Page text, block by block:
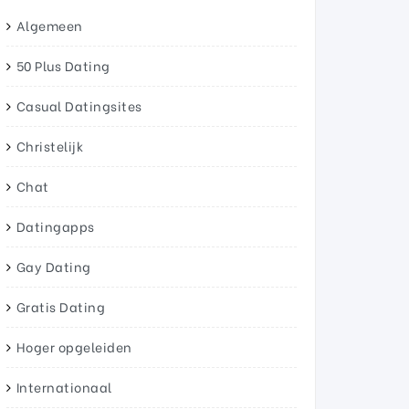
Algemeen
50 Plus Dating
Casual Datingsites
Christelijk
Chat
Datingapps
Gay Dating
Gratis Dating
Hoger opgeleiden
Internationaal